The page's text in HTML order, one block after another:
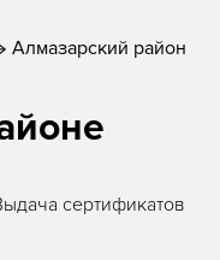
Алмазарский район
сертификатов